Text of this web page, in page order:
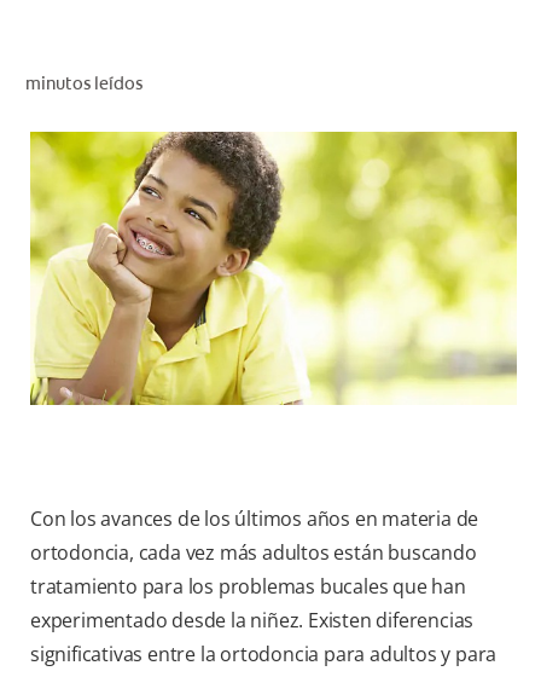
PROMOCIONES
SV (ES)
SUSCRÍBASE
minutos leídos
Con los avances de los últimos años en materia de
ortodoncia, cada vez más adultos están buscando
tratamiento para los problemas bucales que han
experimentado desde la niñez. Existen diferencias
significativas entre la ortodoncia para adultos y para